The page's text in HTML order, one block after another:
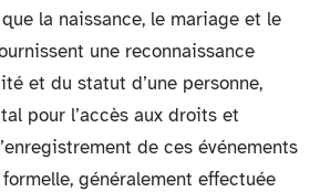
la naissance, le mariage et le
une reconnaissance
et du statut d’une personne,
pour l’accès aux droits et
de ces événements
généralement effectuée